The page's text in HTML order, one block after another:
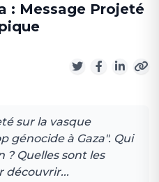
: Message Projeté
sur la vasque
génocide à Gaza". Qui
Quelles sont les
découvrir...